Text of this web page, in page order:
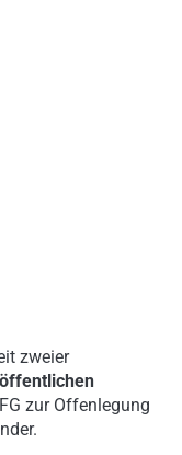
zweier
zur Offenlegung